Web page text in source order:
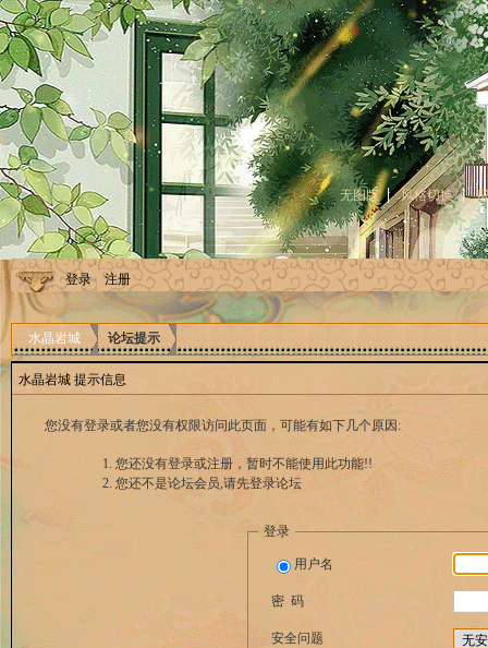
无图版 风格切换
登录 注册
水晶岩城 论坛提示
水晶岩城 提示信息
您没有登录或者您没有权限访问此页面，可能有如下几个原因:
您还没有登录或注册，暂时不能使用此功能!!
您还不是论坛会员,请先登录论坛
登录
用户名
密 码
安全问题